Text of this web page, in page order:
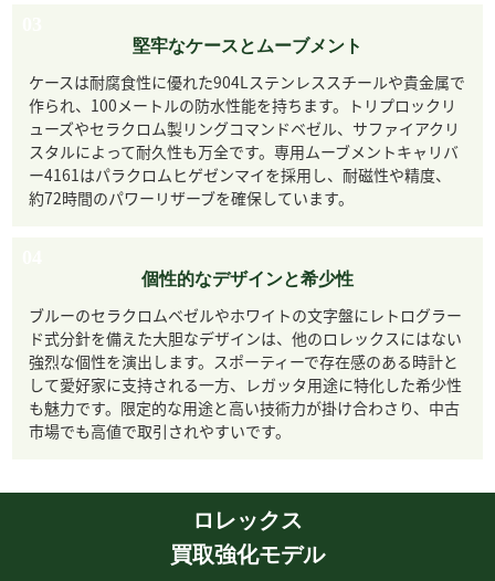
堅牢なケースとムーブメント
ケースは耐腐食性に優れた904Lステンレススチールや貴金属で
作られ、100メートルの防水性能を持ちます。トリプロックリ
ューズやセラクロム製リングコマンドベゼル、サファイアクリ
スタルによって耐久性も万全です。専用ムーブメントキャリバ
ー4161はパラクロムヒゲゼンマイを採用し、耐磁性や精度、
約72時間のパワーリザーブを確保しています。
個性的なデザインと希少性
ブルーのセラクロムベゼルやホワイトの文字盤にレトログラー
ド式分針を備えた大胆なデザインは、他のロレックスにはない
強烈な個性を演出します。スポーティーで存在感のある時計と
して愛好家に支持される一方、レガッタ用途に特化した希少性
も魅力です。限定的な用途と高い技術力が掛け合わさり、中古
市場でも高値で取引されやすいです。
ロレックス
買取強化モデル